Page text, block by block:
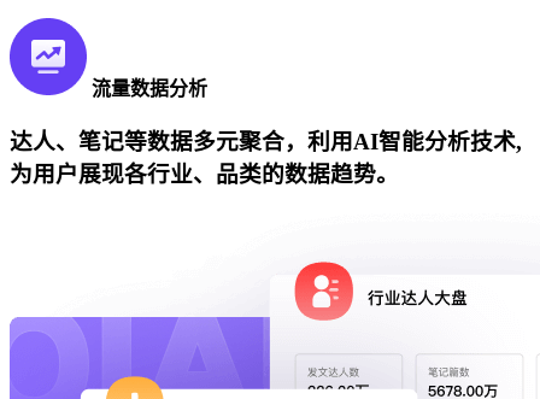
流量数据分析
达人、笔记等数据多元聚合，利用AI智能分析技术,
为用户展现各行业、品类的数据趋势。